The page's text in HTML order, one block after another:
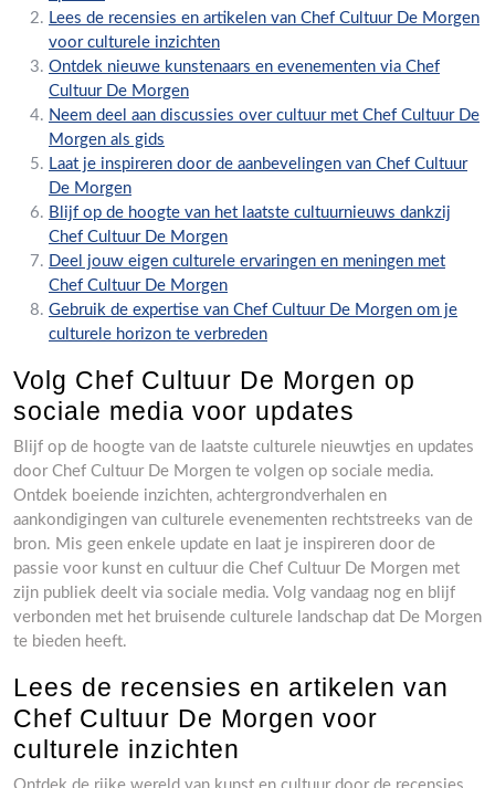
Lees de recensies en artikelen van Chef Cultuur De Morgen
voor culturele inzichten
Ontdek nieuwe kunstenaars en evenementen via Chef
Cultuur De Morgen
Neem deel aan discussies over cultuur met Chef Cultuur De
Morgen als gids
Laat je inspireren door de aanbevelingen van Chef Cultuur
De Morgen
Blijf op de hoogte van het laatste cultuurnieuws dankzij
Chef Cultuur De Morgen
Deel jouw eigen culturele ervaringen en meningen met
Chef Cultuur De Morgen
Gebruik de expertise van Chef Cultuur De Morgen om je
culturele horizon te verbreden
Volg Chef Cultuur De Morgen op
sociale media voor updates
Blijf op de hoogte van de laatste culturele nieuwtjes en updates
door Chef Cultuur De Morgen te volgen op sociale media.
Ontdek boeiende inzichten, achtergrondverhalen en
aankondigingen van culturele evenementen rechtstreeks van de
bron. Mis geen enkele update en laat je inspireren door de
passie voor kunst en cultuur die Chef Cultuur De Morgen met
zijn publiek deelt via sociale media. Volg vandaag nog en blijf
verbonden met het bruisende culturele landschap dat De Morgen
te bieden heeft.
Lees de recensies en artikelen van
Chef Cultuur De Morgen voor
culturele inzichten